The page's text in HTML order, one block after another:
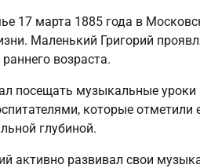
17 марта 1885 года в
Маленький Григорий
возраста.
посещать музыкальные
которые
глубиной.
активно развивал свои